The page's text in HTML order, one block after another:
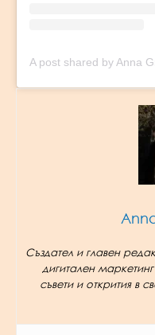
Създател и главен
дигитален
съвети и открития в